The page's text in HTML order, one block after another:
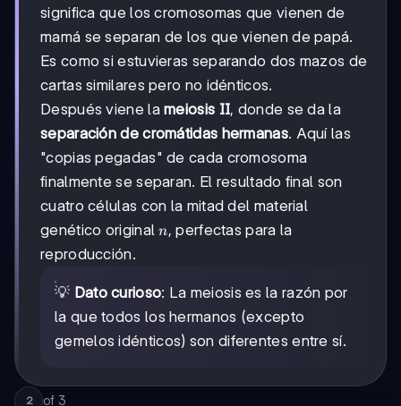
significa que los cromosomas que vienen de
mamá se separan de los que vienen de papá.
Es como si estuvieras separando dos mazos de
cartas similares pero no idénticos.
Después viene lameiosis II, donde se da la
separación de cromátidas hermanas. Aquí las
"copias pegadas" de cada cromosoma
finalmente se separan. El resultado final son
cuatro células con la mitad del material
genético originaln
n, perfectas para la
reproducción.
💡 Dato curioso: La meiosis es la razón por
la que todos los hermanos (excepto
gemelos idénticos) son diferentes entre sí.
2 of 3